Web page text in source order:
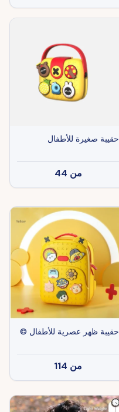
حقيبة صغيرة للأطفال
من 44
حقيبة ظهر عصرية للأطفال ©
من 114